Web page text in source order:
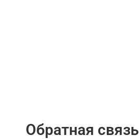
Обратная связь